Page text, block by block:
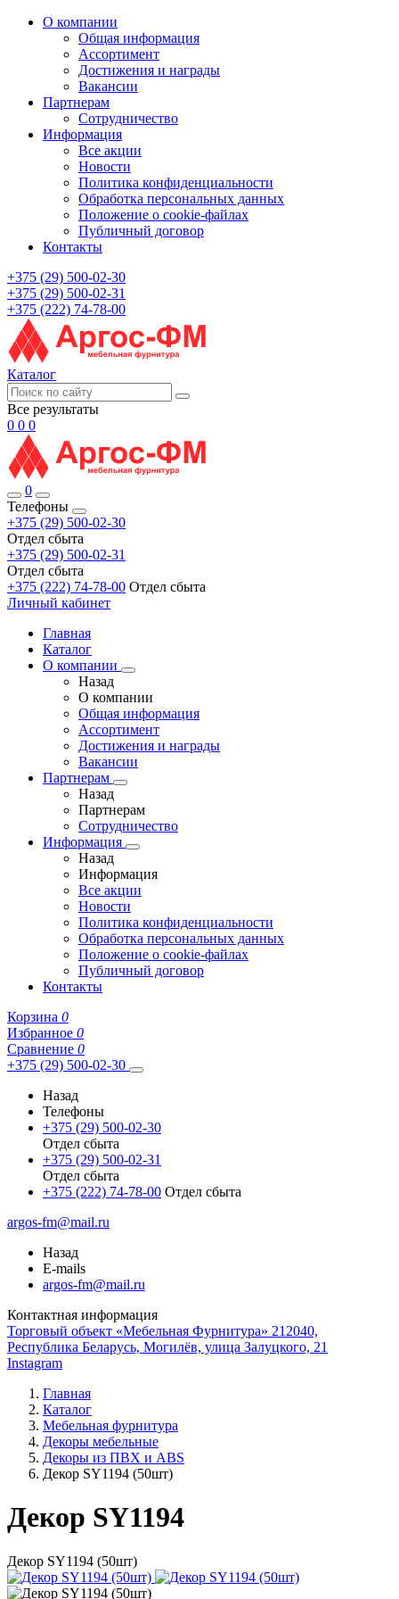
О компании
Общая информация
Ассортимент
Достижения и награды
Вакансии
Партнерам
Сотрудничество
Информация
Все акции
Новости
Политика конфиденциальности
Обработка персональных данных
Положение о cookie-файлах
Публичный договор
Контакты
+375 (29) 500-02-30
+375 (29) 500-02-31
+375 (222) 74-78-00
Каталог
Все результаты
0 0 0
0
Телефоны
+375 (29) 500-02-30
Отдел сбыта
+375 (29) 500-02-31
Отдел сбыта
+375 (222) 74-78-00 Отдел сбыта
Личный кабинет
Главная
Каталог
О компании
Назад
О компании
Общая информация
Ассортимент
Достижения и награды
Вакансии
Партнерам
Назад
Партнерам
Сотрудничество
Информация
Назад
Информация
Все акции
Новости
Политика конфиденциальности
Обработка персональных данных
Положение о cookie-файлах
Публичный договор
Контакты
Корзина 0
Избранное 0
Сравнение 0
+375 (29) 500-02-30
Назад
Телефоны
+375 (29) 500-02-30
Отдел сбыта
+375 (29) 500-02-31
Отдел сбыта
+375 (222) 74-78-00 Отдел сбыта
argos-fm@mail.ru
Назад
E-mails
argos-fm@mail.ru
Контактная информация
Торговый объект «Мебельная Фурнитура» 212040,
Республика Беларусь, Могилёв, улица Залуцкого, 21
Instagram
Главная
Каталог
Мебельная фурнитура
Декоры мебельные
Декоры из ПВХ и ABS
Декор SY1194 (50шт)
Декор SY1194
Декор SY1194 (50шт)